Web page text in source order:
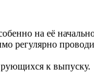
на её
к выпуску.